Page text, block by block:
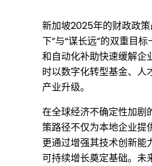
扣
减
轻
企
新加坡2025年的财政政策
下”与“谋长远”的双重目
和自动化补助快速缓解企
时以数字化转型基金、人
产业升级。
在全球经济不确定性加剧
策路径不仅为本地企业提
更通过增强其技术创新能
可持续增长奠定基础。未